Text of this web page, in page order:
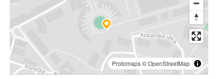
Protomaps©OpenStreetMap